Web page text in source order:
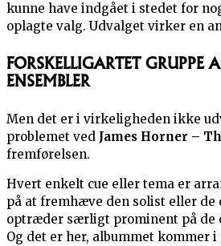
kunne have indgået i stedet for
oplagte valg. Udvalget virker en
FORSKELLIGARTET GRUPPE
ENSEMBLER
Men det er i virkeligheden ikke
problemet ved James Horner –
fremførelsen.
Hvert enkelt cue eller tema er
på at fremhæve den solist eller de
optræder særligt prominent på de
Og det er her, albummet kommer i